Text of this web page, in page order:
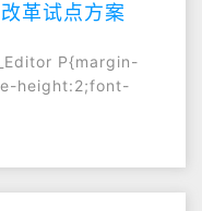
革试点方案
P{margin-
height:2;font-